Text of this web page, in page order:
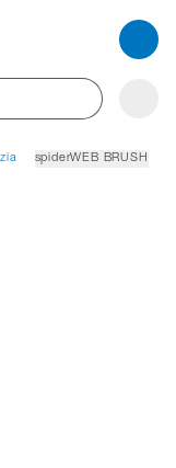
spiderWEB BRUSH